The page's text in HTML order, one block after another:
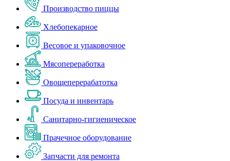
Производство пиццы
Хлебопекарное
Весовое и упаковочное
Мясопереработка
Овощеперерабатотка
Посуда и инвентарь
Санитарно-гигиеническое
Прачечное оборудование
Запчасти для ремонта